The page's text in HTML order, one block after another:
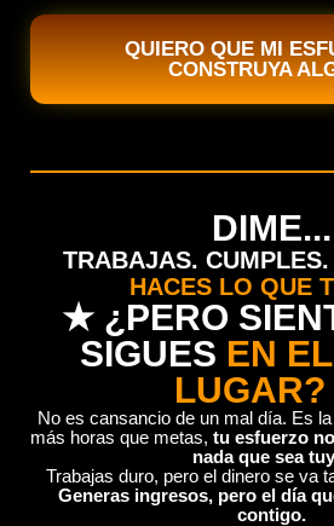
QUIERO QUE MI
CONSTRUYA
DIME...
TRABAJAS.
HACES LO QUE
★ ¿PERO
SIGUES EN
No es cansancio de un mal día. Es
más horas que metas, tu esfuerzo
nada que sea
Trabajas duro, pero el dinero se va
Generas ingresos, pero el día
contigo.